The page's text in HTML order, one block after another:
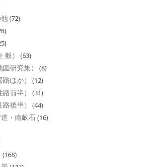
(72)
） (63)
研究集） (8)
ほか） (12)
前半） (31)
後半） (44)
・南畝石(16)
(168)